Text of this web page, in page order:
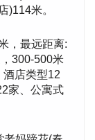
)114米。
，最远距离:
300-500米
酒店类型12
家、公寓式